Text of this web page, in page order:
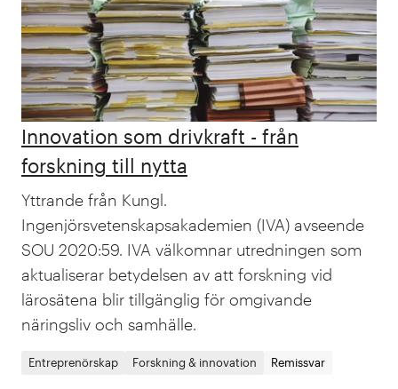
Innovation som drivkraft - från
forskning till nytta
Yttrande från Kungl.
Ingenjörsvetenskapsakademien (IVA) avseende
SOU 2020:59. IVA välkomnar utredningen som
aktualiserar betydelsen av att forskning vid
lärosätena blir tillgänglig för omgivande
näringsliv och samhälle.
Entreprenörskap Forskning & innovation Remissvar